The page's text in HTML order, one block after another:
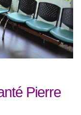
Pierre